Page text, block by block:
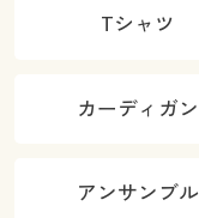
Tシャツ
カーディガン
アンサンブル